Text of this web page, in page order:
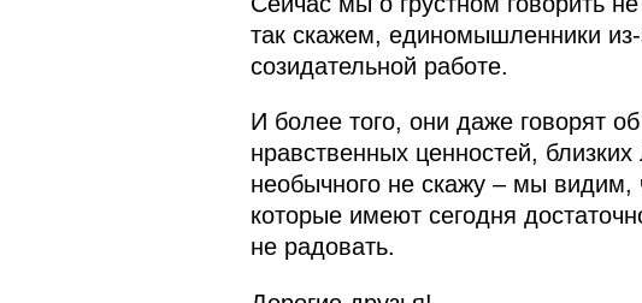
так скажем, единомышленники
созидательной работе.
И более того, они даже говорят
нравственных ценностей,
необычного не скажу – мы видим,
которые имеют сегодня
не радовать.